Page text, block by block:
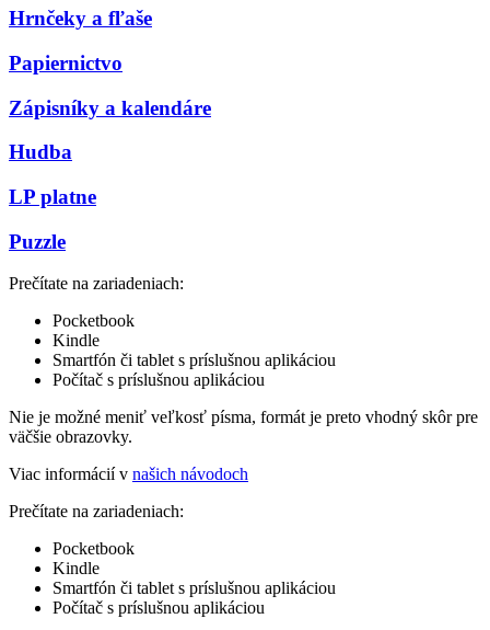
Hrnčeky a fľaše
Papiernictvo
Zápisníky a kalendáre
Hudba
LP platne
Puzzle
Prečítate na zariadeniach:
Pocketbook
Kindle
Smartfón či tablet s príslušnou aplikáciou
Počítač s príslušnou aplikáciou
Nie je možné meniť veľkosť písma, formát je preto vhodný skôr pre
väčšie obrazovky.
Viac informácií v našich návodoch
Prečítate na zariadeniach:
Pocketbook
Kindle
Smartfón či tablet s príslušnou aplikáciou
Počítač s príslušnou aplikáciou